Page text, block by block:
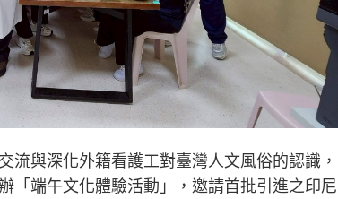
流與深化外籍看護工對臺灣人文風俗的認識，
「端午文化體驗活動」，邀請首批引進之印尼